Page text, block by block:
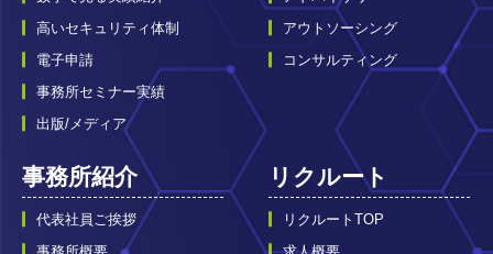
高いセキュリティ体制
電子申請
事務所セミナー実績
出版/メディア
アウトソーシング
コンサルティング
事務所紹介
代表社員ご挨拶
リクルート
リクルートTOP